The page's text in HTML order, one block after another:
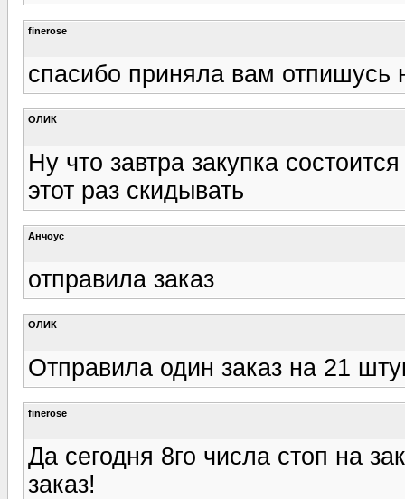
finerose
спасибо приняла вам отпишусь
ОЛИК
Ну что завтра закупка
этот раз скидывать
Анчоус
отправила заказ
ОЛИК
Отправила один заказ на 21
finerose
Да сегодня 8го числа стоп на
заказ!